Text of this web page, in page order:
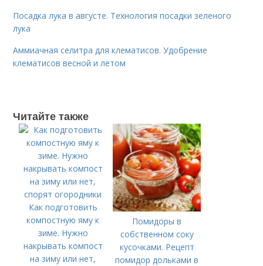
Посадка лука в августе. Технология посадки зеленого
лука
Аммиачная селитра для клематисов. Удобрение
клематисов весной и летом
Читайте также
Как подготовить
компостную яму к
зиме. Нужно
накрывать компост
на зиму или нет,
Помидоры в
собственном соку
кусочками. Рецепт
помидор дольками в